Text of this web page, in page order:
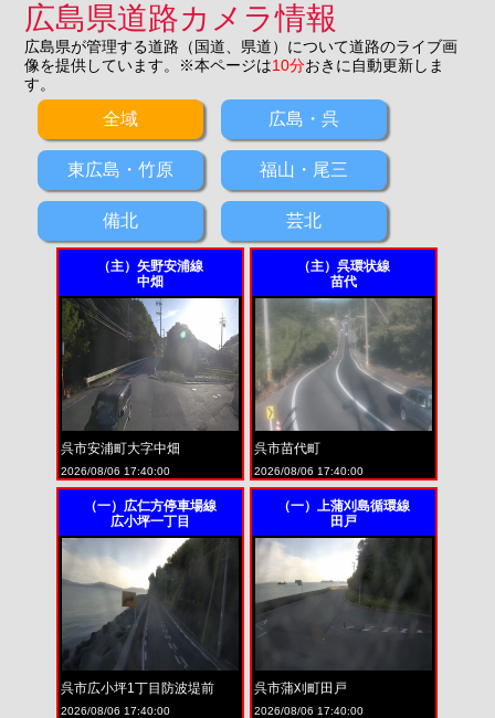
広島県道路カメラ情報
広島県が管理する道路（国道、県道）について道路のライブ画
像を提供しています。※本ページは10分おきに自動更新しま
す。
全域 広島・呉
東広島・竹原 福山・尾三
備北 芸北
（主）矢野安浦線
中畑
呉市安浦町大字中畑
2026/08/06 17:40:00
（主）呉環状線
苗代
呉市苗代町
2026/08/06 17:40:00
（一）広仁方停車場線
広小坪一丁目
呉市広小坪1丁目防波堤前
2026/08/06 17:40:00
（一）上蒲刈島循環線
田戸
呉市蒲刈町田戸
2026/08/06 17:40:00